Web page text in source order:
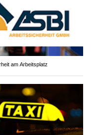
am Arbeitsplatz